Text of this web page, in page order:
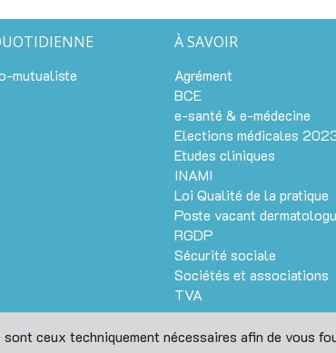
mutualiste
À SAVOIR
Agrément
BCE
e-santé & e-médecine
Elections médicales
Etudes cliniques
INAMI
Loi Qualité de la pratique
Poste vacant
RGDP
Sécurité sociale
Sociétés et associations
TVA
© Dermanet UPBDV 2005-2026 —Mentions légales
ceux techniquement nécessaires afin de vous